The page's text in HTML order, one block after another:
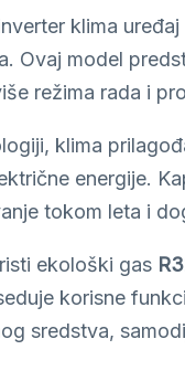
klima
Ovaj model
režima rada i
klima
energije.
tokom leta i
ekološki gas
korisne
sredstva,